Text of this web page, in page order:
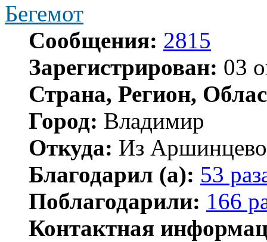
Бегемот
Сообщения: 2815
Зарегистрирован: 03
Страна, Регион,
Город: Владимир
Откуда: Из
Благодарил (а): 53
Поблагодарили: 166
Контактная